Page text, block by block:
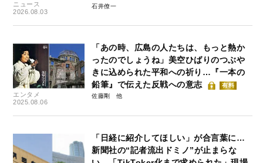
ニュース
2026.08.03
石井僚一
エンタメ
2025.08.06
「あの時、広島の人たちは、もっと熱か
ったのでしょうね」美空ひばりのつぶや
きに込められた平和への祈り…『一本の
鉛筆』で伝えた反戦への意志
有料
佐藤剛
「日経に紹介してほしい」が合言葉に…
新聞社の“記者流出ドミノ”が止まらな